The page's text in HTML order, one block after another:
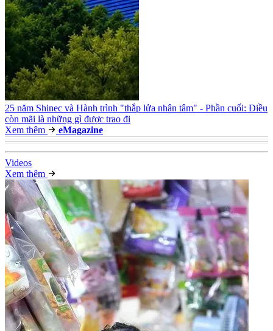
25 năm Shinec và Hành trình "thắp lửa nhân tâm" - Phần cuối: Điều
còn mãi là những gì được trao đi
Xem thêm
eMagazine
Videos
Xem thêm